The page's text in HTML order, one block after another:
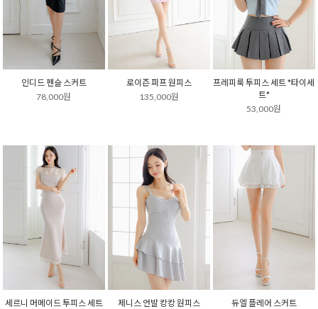
인디드 펜슬 스커트
78,000원
로이즌 퍼프 원피스
135,000원
프레피룩 투피스 세트 *타이세
트*
53,000원
세르니 머메이드 투피스 세트
제니스 언발 캉캉 원피스
듀엘 플레어 스커트